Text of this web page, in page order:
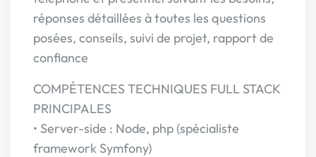
réponses détaillées à toutes les questions
posées, conseils, suivi de projet, rapport de
confiance
COMPÉTENCES TECHNIQUES FULL STACK
PRINCIPALES
• Server-side : Node, php (spécialiste
framework Symfony)